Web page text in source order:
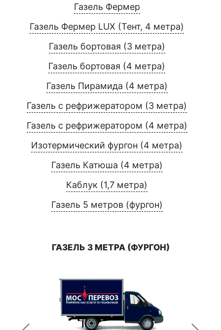
Газель Фермер
Газель Фермер LUX (Тент, 4 метра)
Газель бортовая (3 метра)
Газель бортовая (4 метра)
Газель Пирамида (4 метра)
Газель с рефрижератором (3 метра)
Газель с рефрижератором (4 метра)
Изотермический фургон (4 метра)
Газель Катюша (4 метра)
Каблук (1,7 метра)
Газель 5 метров (фургон)
ГАЗЕЛЬ 3 МЕТРА (ФУРГОН)